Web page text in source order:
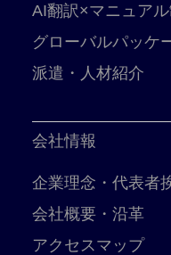
AI翻訳×マニュア
グローバルパッケ
派遣・人材紹介
会社情報
企業理念・代表者
会社概要・沿革
アクセスマップ